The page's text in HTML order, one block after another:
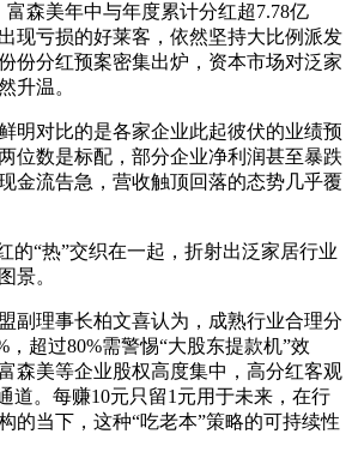
富森美年中与年度累计分红超7.78亿
现亏损的好莱客，依然坚持大比例派发
分红预案密集出炉，资本市场对泛家
升温。
对比的是各家企业此起彼伏的业绩预
位数是标配，部分企业净利润甚至暴跌
金流告急，营收触顶回落的态势几乎覆
“热”交织在一起，折射出泛家居行业
景。
理事长柏文喜认为，成熟行业合理分
，超过80%需警惕“大股东提款机”效
森美等企业股权高度集中，高分红客观
道。每赚10元只留1元用于未来，在行
的当下，这种“吃老本”策略的可持续性